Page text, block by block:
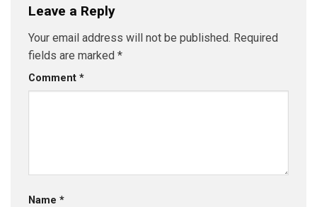
Leave a Reply
Your email address will not be published. Required
fields are marked *
Comment *
Name *